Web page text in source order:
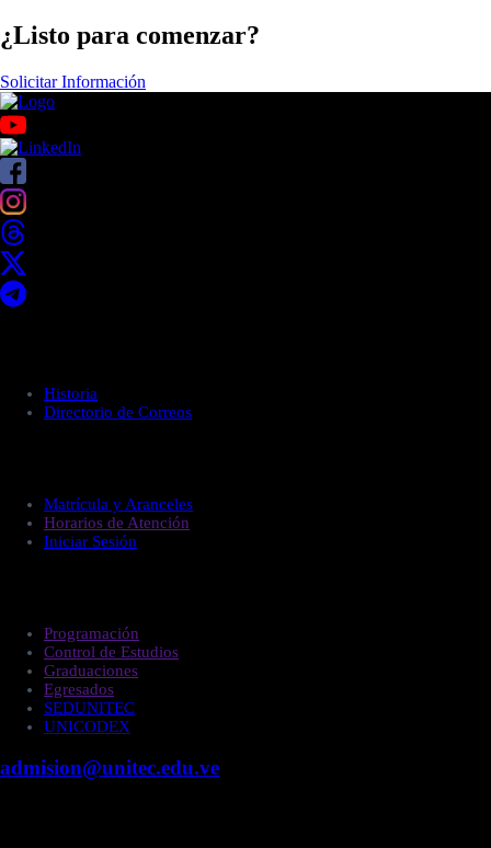
¿Listo para comenzar?
Solicitar Información
Historia
Directorio de Correos
Matrícula y Aranceles
Horarios de Atención
Iniciar Sesión
Programación
Control de Estudios
Graduaciones
Egresados
SEDUNITEC
UNICODEX
admision@unitec.edu.ve